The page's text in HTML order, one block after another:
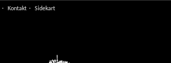
Kontakt Sidekart